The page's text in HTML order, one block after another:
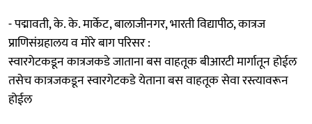
- पद्मावती, के. के. मार्केट, बालाजीनगर, भारती विद्यापीठ, कात्रज
प्राणिसंग्रहालय व मोरे बाग परिसर :
स्वारगेटकडून कात्रजकडे जाताना बस वाहतूक बीआरटी मार्गातून होईल
तसेच कात्रजकडून स्वारगेटकडे येताना बस वाहतूक सेवा रस्त्यावरून
होईल